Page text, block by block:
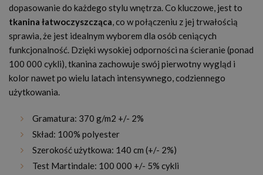
dopasowanie do każdego stylu wnętrza. Co kluczowe, jest to
tkanina łatwoczyszcząca, co w połączeniu z jej trwałością
sprawia, że jest idealnym wyborem dla osób ceniących
funkcjonalność. Dzięki wysokiej odporności na ścieranie (ponad
100 000 cykli), tkanina zachowuje swój pierwotny wygląd i
kolor nawet po wielu latach intensywnego, codziennego
użytkowania.
Gramatura: 370 g/m2 +/- 2%
Skład: 100% polyester
Szerokość użytkowa: 140 cm (+/- 2%)
Test Martindale: 100 000 +/- 5% cykli